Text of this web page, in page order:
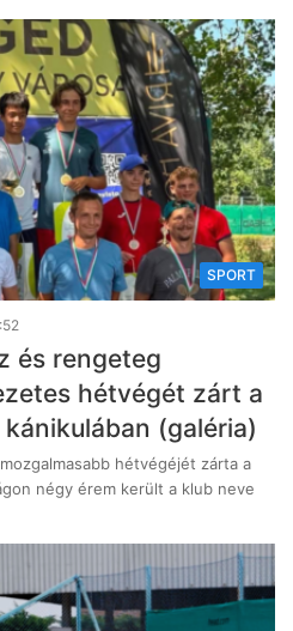
SPORT
és rengeteg
hétvégét zárt a
(galéria)
hétvégéjét zárta a
négy érem került a klub neve